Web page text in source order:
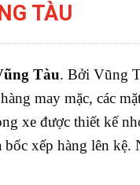
TÀU
Tàu. Bởi Vũng
may mặc, các
xe được thiết kế
xếp hàng lên kệ.